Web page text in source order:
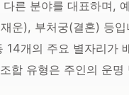
른 분야를 대표하며,
운), 부처궁(결혼) 등
14개의 주요 별자리가
합 유형은 주인의 운명